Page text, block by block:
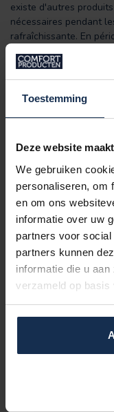
Toestemming
Deze website
We gebruiken
personaliseren, om
en om ons
informatie over uw
partners voor
partners kunnen
informatie die u
verzameld op basis
existe d'autres
nécessaires pendant
rafraîchissante. En
moment où tout le
sentiment
étouffantes, consultez
draps housses
Unisexe :
femmes
Taille unique
Surface de
Différentes
Protection
soleil et anti-UV
Casquette
Évaporation
Refroidit jusqu'à
SPÉCIFICATIONS
ÉVALUATIONS